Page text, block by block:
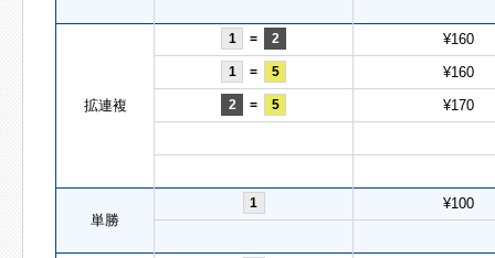
拡連複
1 = 2 ¥160
1 = 5 ¥160
2 = 5 ¥170
単勝
1 ¥100